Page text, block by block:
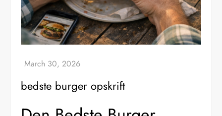
bedste burger opskrift